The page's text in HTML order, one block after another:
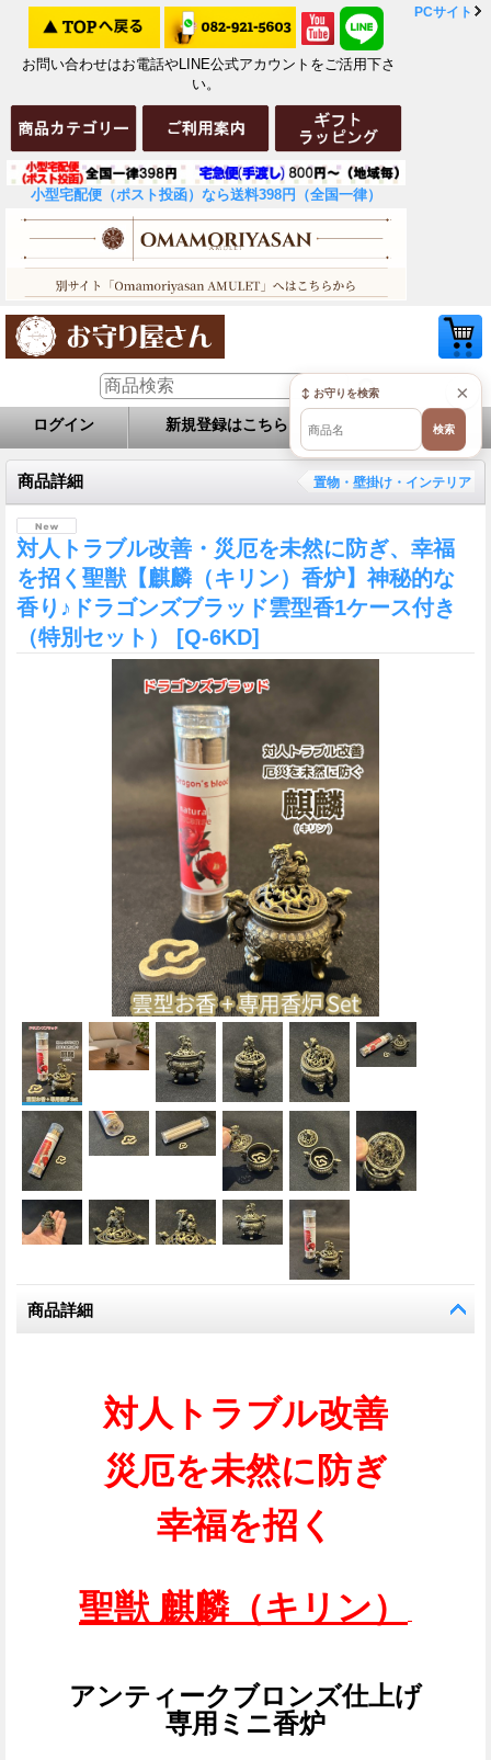
お問い合わせはお電話やLINE公式アカウントをご活用下さ
い。
小型宅配便（ポスト投函）なら送料398円（全国一律）
PCサイト
ログイン 新規登録はこちら お問い合せ
商品詳細 置物・壁掛け・インテリア
対人トラブル改善・災厄を未然に防ぎ、幸福
を招く聖獣【麒麟（キリン）香炉】神秘的な
香り♪ドラゴンズブラッド雲型香1ケース付き
（特別セット） [Q-6KD]
商品詳細
対人トラブル改善
災厄を未然に防ぎ
幸福を招く
聖獣 麒麟（キリン）
アンティークブロンズ仕上げ
専用ミニ香炉
×
↕ お守りを検索
検索